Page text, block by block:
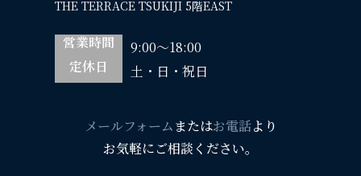
THE TERRACE TSUKIJI 5階EAST
営業時間
9:00～18:00
定休日
土・日・祝日
メールフォームまたはお電話より
お気軽にご相談ください。